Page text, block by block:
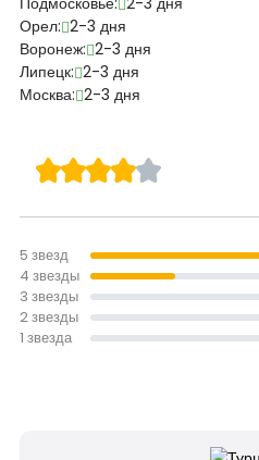
Орел: 2-3 дня
Воронеж: 2-3 дня
Липецк: 2-3 дня
Москва: 2-3 дня
5 звезд
4 звезды
3 звезды
2 звезды
1 звезда